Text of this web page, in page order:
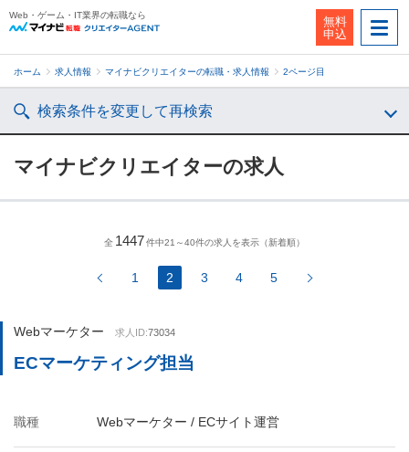
Web・ゲーム・IT業界の転職なら
無料
申込
ホーム 求人情報 マイナビクリエイターの転職・求人情報 2ページ目
検索条件を変更して再検索
マイナビクリエイターの求人
全 1447件中21～40件の求人を表示（新着順）
1 2 3 4 5
Webマーケター 求人ID:73034
ECマーケティング担当
職種 Webマーケター / ECサイト運営